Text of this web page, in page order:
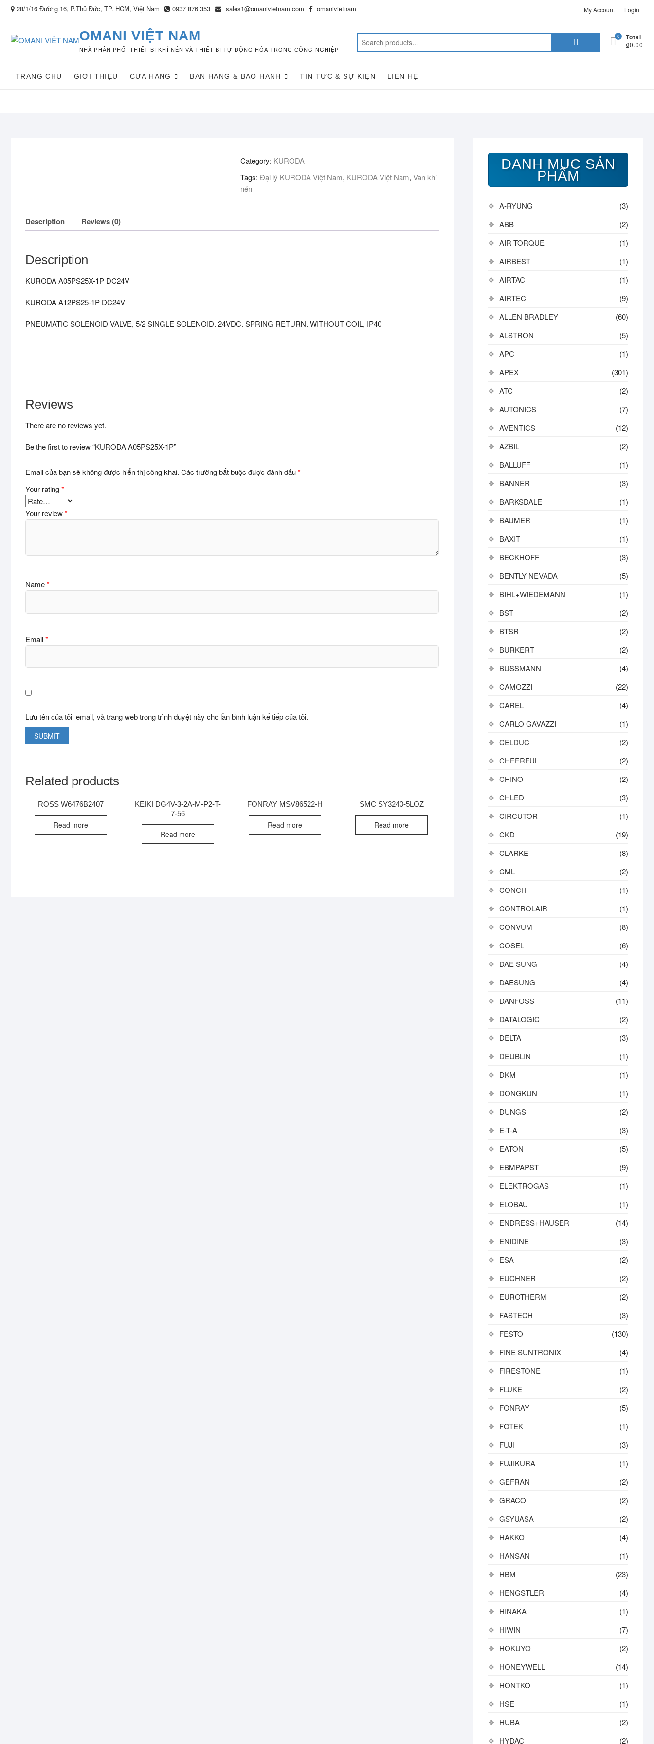
Skip 28/1/16 Đường 16, P.Thủ Đức, TP. HCM, Việt Nam 0937 876 353 sales1@omanivietnam.com omanivietnam My Account Login
OMANI VIỆT NAM
NHÀ PHÂN PHỐI THIẾT BỊ KHÍ NÉN VÀ THIẾT BỊ TỰ ĐỘNG HÓA TRONG CÔNG NGHIỆP
Search
0 Total
₫0.00
TRANG CHỦ GIỚI THIỆU CỬA HÀNG BÁN HÀNG & BẢO HÀNH TIN TỨC & SỰ KIỆN LIÊN HỆ
Category: KURODA
Tags: Đại lý KURODA Việt Nam, KURODA Việt Nam, Van khí
nén
Description Reviews (0)
Description
KURODA A05PS25X-1P DC24V
KURODA A12PS25-1P DC24V
PNEUMATIC SOLENOID VALVE, 5/2 SINGLE SOLENOID, 24VDC, SPRING RETURN, WITHOUT COIL, IP40
Reviews
There are no reviews yet.
Be the first to review “KURODA A05PS25X-1P”
Email của bạn sẽ không được hiển thị công khai. Các trường bắt buộc được đánh dấu*
Your rating*
Your review*
Name*
Email*
Lưu tên của tôi, email, và trang web trong trình duyệt này cho lần bình luận kế tiếp của tôi.
Related products
ROSS W6476B2407
Read more
KEIKI DG4V-3-2A-M-P2-T-
7-56
Read more
FONRAY MSV86522-H
Read more
SMC SY3240-5LOZ
Read more
DANH MỤC SẢN
PHẨM
A-RYUNG
(3)
ABB
(2)
AIR TORQUE
(1)
AIRBEST
(1)
AIRTAC
(1)
AIRTEC
(9)
ALLEN BRADLEY
(60)
ALSTRON
(5)
APC
(1)
APEX
(301)
ATC
(2)
AUTONICS
(7)
AVENTICS
(12)
AZBIL
(2)
BALLUFF
(1)
BANNER
(3)
BARKSDALE
(1)
BAUMER
(1)
BAXIT
(1)
BECKHOFF
(3)
BENTLY NEVADA
(5)
BIHL+WIEDEMANN
(1)
BST
(2)
BTSR
(2)
BURKERT
(2)
BUSSMANN
(4)
CAMOZZI
(22)
CAREL
(4)
CARLO GAVAZZI
(1)
CELDUC
(2)
CHEERFUL
(2)
CHINO
(2)
CHLED
(3)
CIRCUTOR
(1)
CKD
(19)
CLARKE
(8)
CML
(2)
CONCH
(1)
CONTROLAIR
(1)
CONVUM
(8)
COSEL
(6)
DAE SUNG
(4)
DAESUNG
(4)
DANFOSS
(11)
DATALOGIC
(2)
DELTA
(3)
DEUBLIN
(1)
DKM
(1)
DONGKUN
(1)
DUNGS
(2)
E-T-A
(3)
EATON
(5)
EBMPAPST
(9)
ELEKTROGAS
(1)
ELOBAU
(1)
ENDRESS+HAUSER
(14)
ENIDINE
(3)
ESA
(2)
EUCHNER
(2)
EUROTHERM
(2)
FASTECH
(3)
FESTO
(130)
FINE SUNTRONIX
(4)
FIRESTONE
(1)
FLUKE
(2)
FONRAY
(5)
FOTEK
(1)
FUJI
(3)
FUJIKURA
(1)
GEFRAN
(2)
GRACO
(2)
GSYUASA
(2)
HAKKO
(4)
HANSAN
(1)
HBM
(23)
HENGSTLER
(4)
HINAKA
(1)
HIWIN
(7)
HOKUYO
(2)
HONEYWELL
(14)
HONTKO
(1)
HSE
(1)
HUBA
(2)
HYDAC
(2)